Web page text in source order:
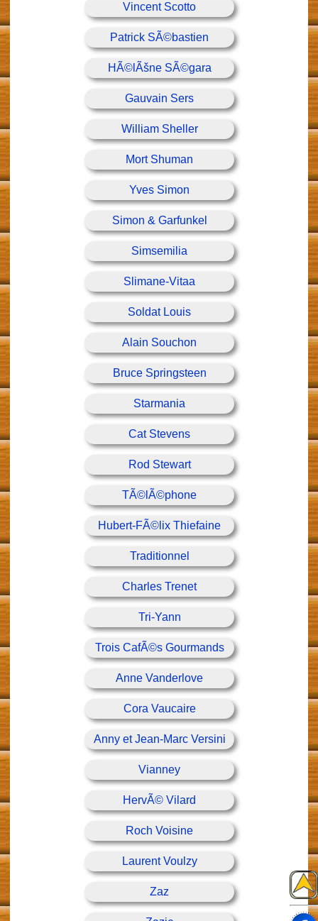
Vincent Scotto
Patrick SÃ©bastien
HÃ©lÃšne SÃ©gara
Gauvain Sers
William Sheller
Mort Shuman
Yves Simon
Simon & Garfunkel
Simsemilia
Slimane-Vitaa
Soldat Louis
Alain Souchon
Bruce Springsteen
Starmania
Cat Stevens
Rod Stewart
TÃ©lÃ©phone
Hubert-FÃ©lix Thiefaine
Traditionnel
Charles Trenet
Tri-Yann
Trois CafÃ©s Gourmands
Anne Vanderlove
Cora Vaucaire
Anny et Jean-Marc Versini
Vianney
HervÃ© Vilard
Roch Voisine
Laurent Voulzy
Zaz